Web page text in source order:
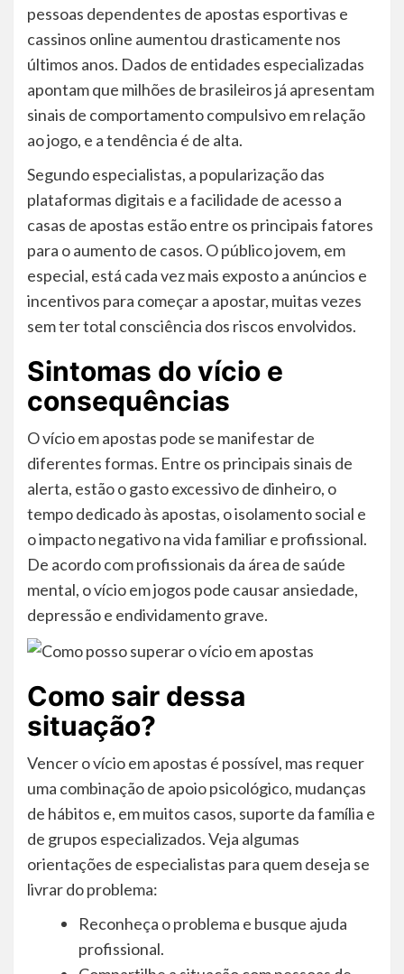
pessoas dependentes de apostas esportivas e
cassinos online aumentou drasticamente nos
últimos anos. Dados de entidades especializadas
apontam que milhões de brasileiros já apresentam
sinais de comportamento compulsivo em relação
ao jogo, e a tendência é de alta.
Segundo especialistas, a popularização das
plataformas digitais e a facilidade de acesso a
casas de apostas estão entre os principais fatores
para o aumento de casos. O público jovem, em
especial, está cada vez mais exposto a anúncios e
incentivos para começar a apostar, muitas vezes
sem ter total consciência dos riscos envolvidos.
Sintomas do vício e
consequências
O vício em apostas pode se manifestar de
diferentes formas. Entre os principais sinais de
alerta, estão o gasto excessivo de dinheiro, o
tempo dedicado às apostas, o isolamento social e
o impacto negativo na vida familiar e profissional.
De acordo com profissionais da área de saúde
mental, o vício em jogos pode causar ansiedade,
depressão e endividamento grave.
Como sair dessa
situação?
Vencer o vício em apostas é possível, mas requer
uma combinação de apoio psicológico, mudanças
de hábitos e, em muitos casos, suporte da família e
de grupos especializados. Veja algumas
orientações de especialistas para quem deseja se
livrar do problema:
Reconheça o problema e busque ajuda
profissional.